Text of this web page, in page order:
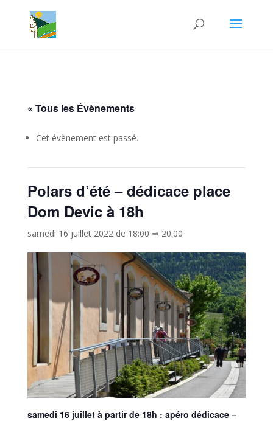
« Tous les Évènements
Cet évènement est passé.
Polars d’été – dédicace place
Dom Devic à 18h
samedi 16 juillet 2022 de 18:00 ⇒ 20:00
samedi 16 juillet à partir de 18h : apéro dédicace –